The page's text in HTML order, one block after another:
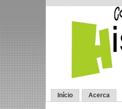
Início Acerca